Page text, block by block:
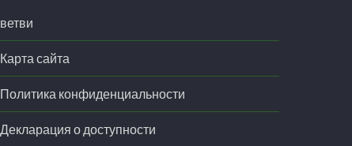
ветви
Карта сайта
Политика конфиденциальности
Декларация о доступности